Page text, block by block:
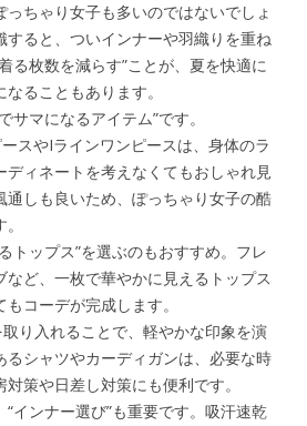
ちゃり女子も多いのではないでしょ
すると、ついインナーや羽織りを重ね
る枚数を減らす”ことが、夏を快適に
ることもあります。
サマになるアイテム”です。
スやIラインワンピースは、身体のラ
ディネートを考えなくてもおしゃれ見
通しも良いため、ぽっちゃり女子の酷
トップス”を選ぶのもおすすめ。フレ
など、一枚で華やかに見えるトップス
コーデが完成します。
取り入れることで、軽やかな印象を演
るシャツやカーディガンは、必要な時
策や日差し対策にも便利です。
インナー選び”も重要です。吸汗速乾